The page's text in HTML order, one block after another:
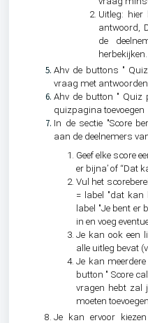
Uitleg:
antwoord,
de
herbekijken.
Ahv de buttons "
vraag met antwoorden
Ahv de button " Quiz
quizpagina toevoegen
In de sectie "Score
aan de deelnemers
Geef elke score
er bijna’ of “Dat
Vul het
= label "dat kan
label "Je bent er
in en voeg
Je kan ook een
alle uitleg bevat
Je kan
button " Score
vragen hebt zal
moeten
Je kan ervoor